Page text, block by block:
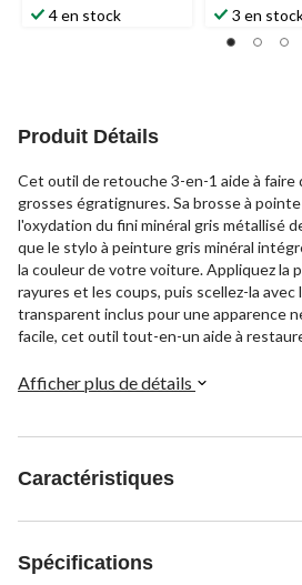
4 en stock 3 en
Produit Détails
Cet outil de retouche 3-en-1 aide à faire
grosses égratignures. Sa brosse à
l'oxydation du fini minéral gris métallisé
que le stylo à peinture gris minéral
la couleur de votre voiture. Appliquez la
rayures et les coups, puis scellez-la
transparent inclus pour une apparence
facile, cet outil tout-en-un aide à
Afficher plus de détails
Caractéristiques
Spécifications